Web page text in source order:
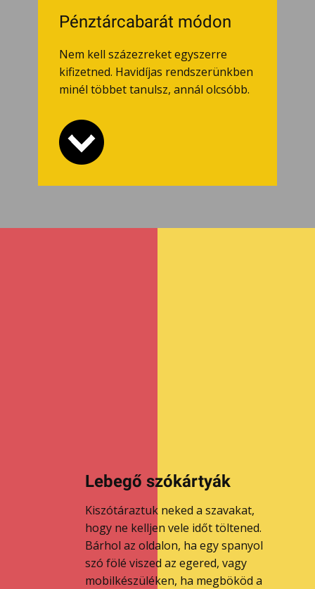
Pénztárcabarát módon
Nem kell százezreket egyszerre
kifizetned. Havidíjas rendszerünkben
minél többet tanulsz, annál olcsóbb.
Lebegő szókártyák
Kiszótáraztuk neked a szavakat,
hogy ne kelljen vele időt töltened.
Bárhol az oldalon, ha egy spanyol
szó fölé viszed az egered, vagy
mobilkészüléken, ha megbököd a